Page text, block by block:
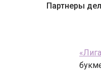
Партнеры